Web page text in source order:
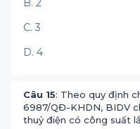
B. 2
C. 3
D. 4
Câu 15: Theo quy định
6987/QĐ-KHDN, BIDV
thuỷ điện có công suất